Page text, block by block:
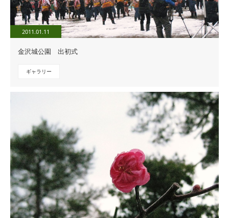
2011.01.11
金沢城公園 出初式
ギャラリー